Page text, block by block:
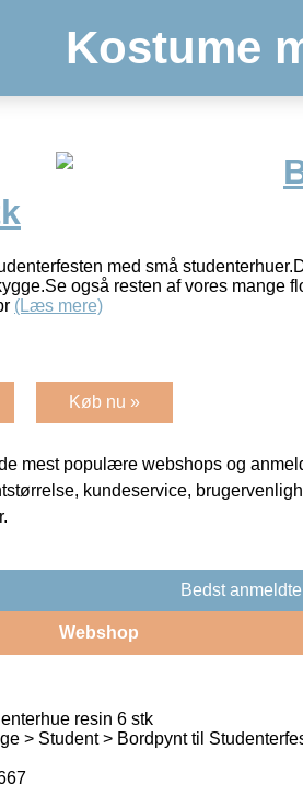
Kostume
med små
også resten af vores mange
(Læs mere)
Køb nu »
mest populære webshops og
kundeservice,
Bedst
Webshop
resin 6 stk
> Student > Bordpynt til